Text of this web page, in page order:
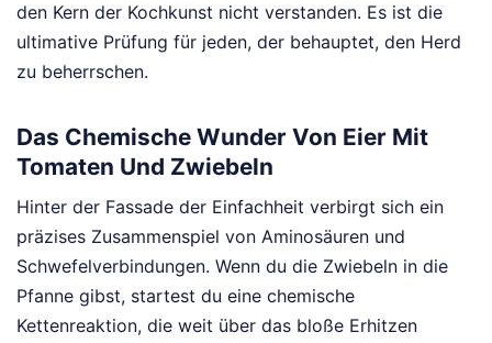
den Kern der Kochkunst nicht verstanden. Es ist die
ultimative Prüfung für jeden, der behauptet, den Herd
zu beherrschen.
Das Chemische Wunder Von Eier Mit
Tomaten Und Zwiebeln
Hinter der Fassade der Einfachheit verbirgt sich ein
präzises Zusammenspiel von Aminosäuren und
Schwefelverbindungen. Wenn du die Zwiebeln in die
Pfanne gibst, startest du eine chemische
Kettenreaktion, die weit über das bloße Erhitzen